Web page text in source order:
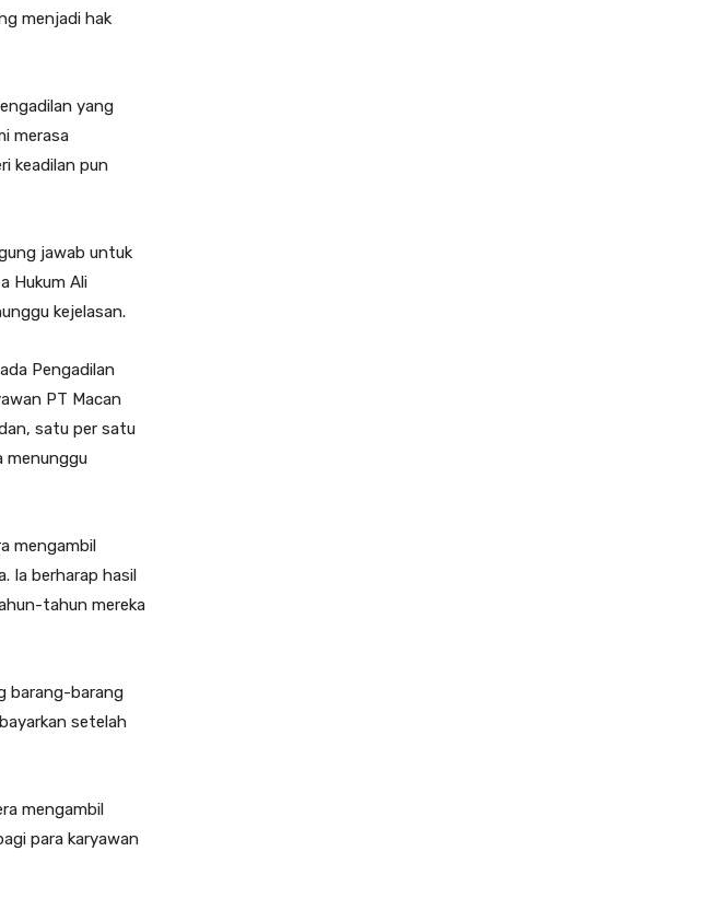
menjadi hak
yang
merasa
keadilan pun
jawab untuk
Hukum Ali
kejelasan.
Pengadilan
PT Macan
satu per satu
menunggu
mengambil
Ia berharap hasil
tahun mereka
barang-barang
setelah
mengambil
para karyawan